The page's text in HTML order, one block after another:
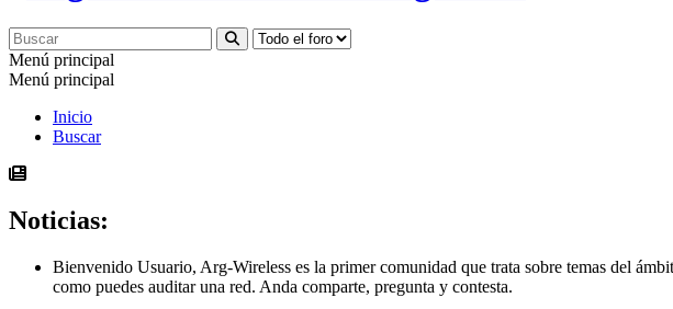
Menú principal
Menú principal
Inicio
Buscar
Noticias:
Bienvenido Usuario, Arg-Wireless es la primer comunidad que trata sobre temas del
como puedes auditar una red. Anda comparte, pregunta y contesta.